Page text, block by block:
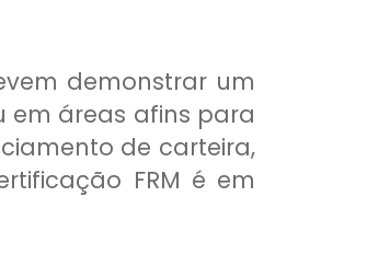
demonstrar um
em áreas afins para
de carteira,
FRM é em